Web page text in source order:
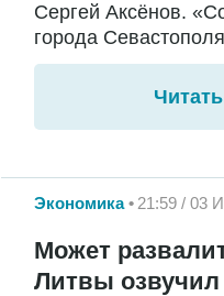
Сергей Аксёнов.
города
Экономика 21:59 / 03
Может
Литвы